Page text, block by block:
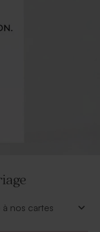
nos cartes